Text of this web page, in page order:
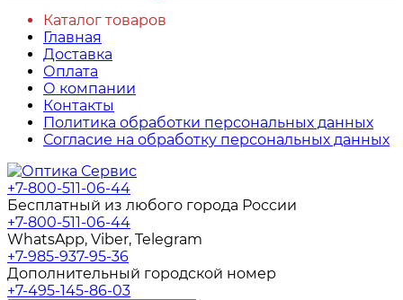
Каталог товаров
Главная
Доставка
Оплата
О компании
Контакты
Политика обработки персональных данных
Согласие на обработку персональных данных
+7-800-511-06-44
Бесплатный из любого города России
+7-800-511-06-44
WhatsApp, Viber, Telegram
+7-985-937-95-36
Дополнительный городской номер
+7-495-145-86-03